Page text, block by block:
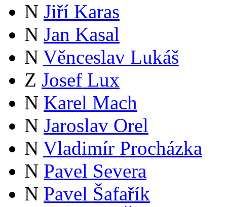
N Jiří Karas
N Jan Kasal
N Věnceslav Lukáš
Z Josef Lux
N Karel Mach
N Jaroslav Orel
N Vladimír Procházka
N Pavel Severa
N Pavel Šafařík